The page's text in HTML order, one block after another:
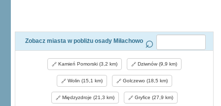
Zobacz miasta w pobliżu osady Miłachowo
Kamień Pomorski (3,2 km) Dziwnów (9,9 km)
Wolin (15,1 km) Golczewo (18,5 km)
Międzyzdroje (21,3 km) Gryfice (27,9 km)